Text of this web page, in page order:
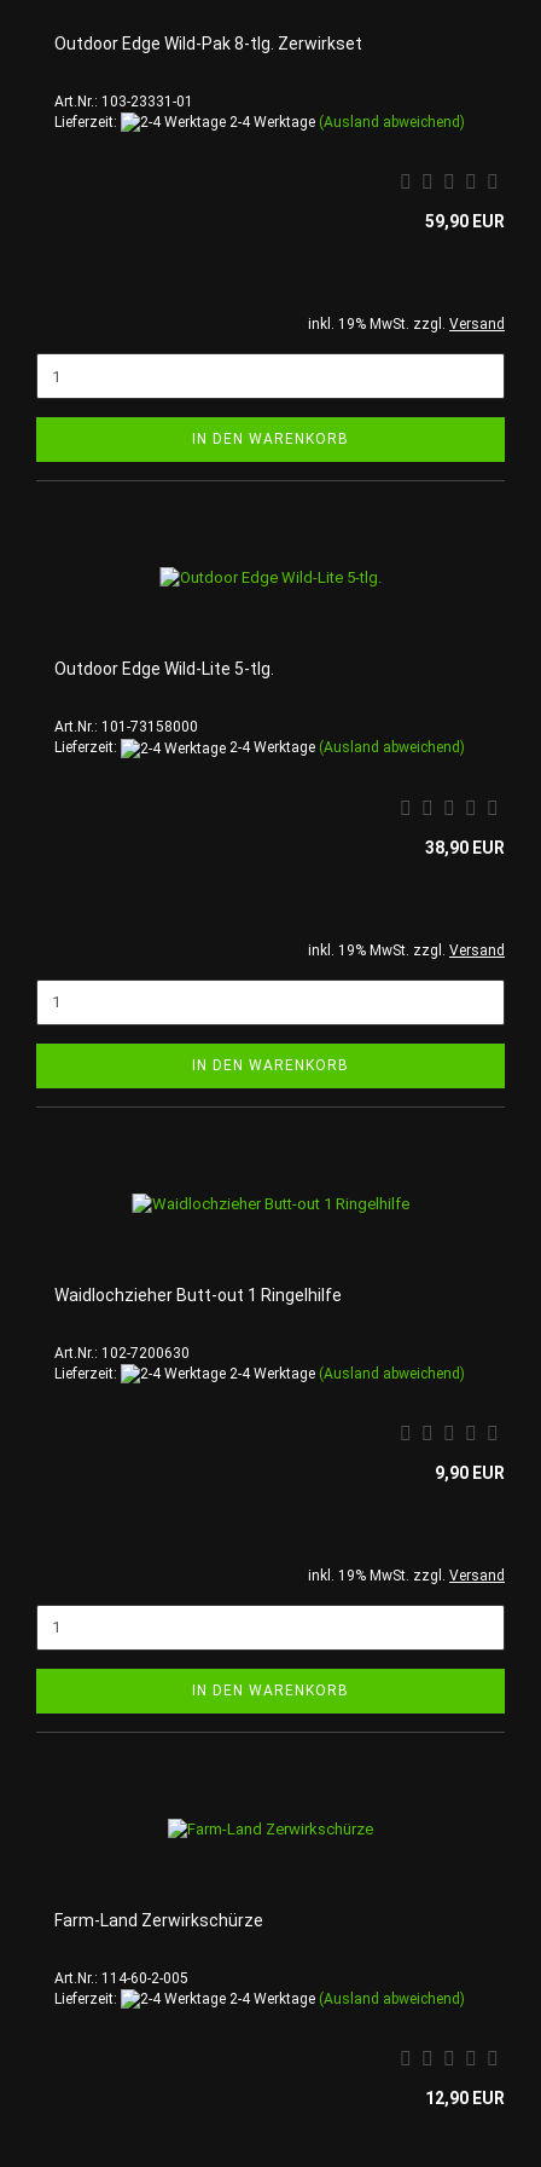
Outdoor Edge Wild-Pak 8-tlg. Zerwirkset
Art.Nr.: 103-23331-01
Lieferzeit:
2-4 Werktage (Ausland abweichend)
59,90 EUR
inkl. 19% MwSt. zzgl. Versand
IN DEN WARENKORB
Outdoor Edge Wild-Lite 5-tlg.
Art.Nr.: 101-73158000
Lieferzeit:
2-4 Werktage (Ausland abweichend)
38,90 EUR
inkl. 19% MwSt. zzgl. Versand
IN DEN WARENKORB
Waidlochzieher Butt-out 1 Ringelhilfe
Art.Nr.: 102-7200630
Lieferzeit:
2-4 Werktage (Ausland abweichend)
9,90 EUR
inkl. 19% MwSt. zzgl. Versand
IN DEN WARENKORB
Farm-Land Zerwirkschürze
Art.Nr.: 114-60-2-005
Lieferzeit:
2-4 Werktage (Ausland abweichend)
12,90 EUR